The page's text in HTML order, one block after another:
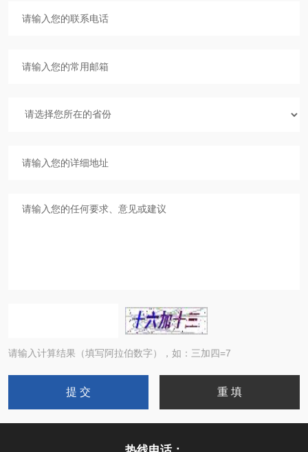
请输入计算结果（填写阿拉伯数字），如：三加四=7